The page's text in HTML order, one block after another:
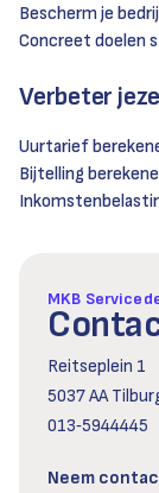
Bescherm je
Concreet doelen
Verbeter
Uurtarief
Bijtelling
MKB
Reitseplein 1
5037 AA
013‑5944445
Neem